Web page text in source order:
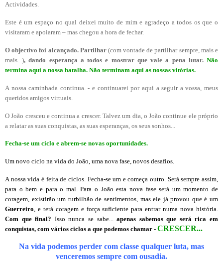
Actividades.
Este é um espaço no qual deixei muito de mim e agradeço a todos os que o
visitaram e apoiaram – mas chegou a hora de fechar.
O objectivo foi alcançado. Partilhar (com vontade de partilhar sempre, mais e
mais...), dando esperança a todos e mostrar que vale a pena lutar. Não
termina aqui a nossa batalha. Não terminam aqui as nossas vitórias.
A nossa caminhada continua. - e continuarei por aqui a seguir a vossa, meus
queridos amigos virtuais.
O João cresceu e continua a crescer. Talvez um dia, o João continue ele próprio
a relatar as suas conquistas, as suas esperanças, os seus sonhos...
Fecha-se um ciclo e abrem-se novas oportunidades.
Um novo ciclo na vida do João, uma nova fase, novos desafios.
A nossa vida é feita de ciclos. Fecha-se um e começa outro. Será sempre assim,
para o bem e para o mal. Para o João esta nova fase será um momento de
coragem, existirão um turbilhão de sentimentos, mas ele já provou que é um
Guerreiro, e terá coragem e força suficiente para entrar numa nova história.
Com que final? Isso nunca se sabe...apenas sabemos que será rica em
conquistas, com vários ciclos a que podemos chamar - CRESCER...
Na vida podemos perder com classe qualquer luta, mas
venceremos sempre com ousadia.